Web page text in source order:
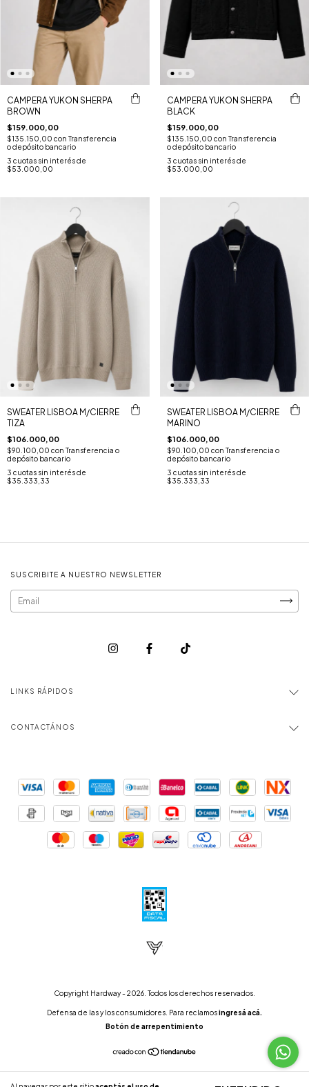
CAMPERA YUKON SHERPA
BROWN
$159.000,00
$135.150,00 con Transferencia
o depósito bancario
3 cuotas sin interés de
$53.000,00
CAMPERA YUKON SHERPA
BLACK
$159.000,00
$135.150,00 con Transferencia
o depósito bancario
3 cuotas sin interés de
$53.000,00
SWEATER LISBOA M/CIERRE
TIZA
$106.000,00
$90.100,00 con Transferencia o
depósito bancario
3 cuotas sin interés de
$35.333,33
SWEATER LISBOA M/CIERRE
MARINO
$106.000,00
$90.100,00 con Transferencia o
depósito bancario
3 cuotas sin interés de
$35.333,33
SUSCRIBITE A NUESTRO NEWSLETTER
LINKS RÁPIDOS
CONTACTÁNOS
Copyright Hardway - 2026. Todos los derechos reservados.
Defensa de las y los consumidores. Para reclamosingresá acá.
Botón de arrepentimiento